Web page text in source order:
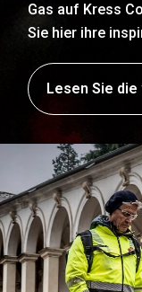
Gas auf Kress
Sie hier ihre
Lesen Sie